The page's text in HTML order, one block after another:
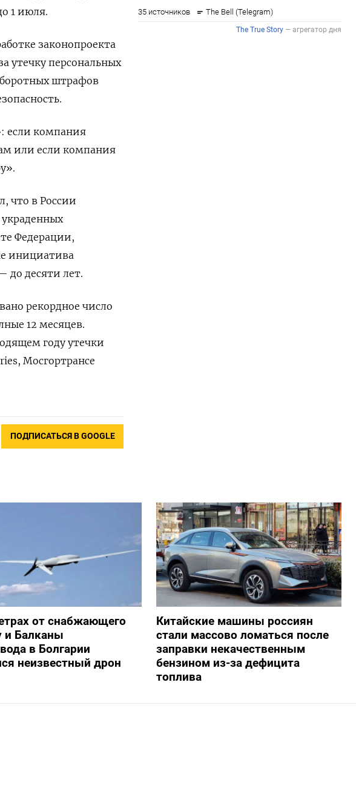
1 июля.
законопроекта
утечку персональных
штрафов
если компания
или если компания
что в России
Федерации,
инициатива
до десяти лет.
рекордное число
12 месяцев.
году утечки
Мосгортрансе
ПОДПИСАТЬСЯ В GOOGLE
от снабжающего
и Балканы
в Болгарии
неизвестный дрон
Китайские машины россиян
стали массово ломаться после
заправки некачественным
бензином из-за дефицита
топлива